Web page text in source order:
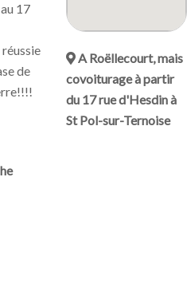
17
réussie
de
A Roëllecourt, mais
covoiturage à partir
du 17 rue d'Hesdin à
St Pol-sur-Ternoise